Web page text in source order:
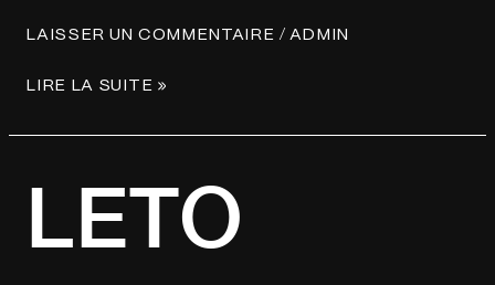
LAISSER UN COMMENTAIRE / ADMIN
LIRE LA SUITE »
LETO